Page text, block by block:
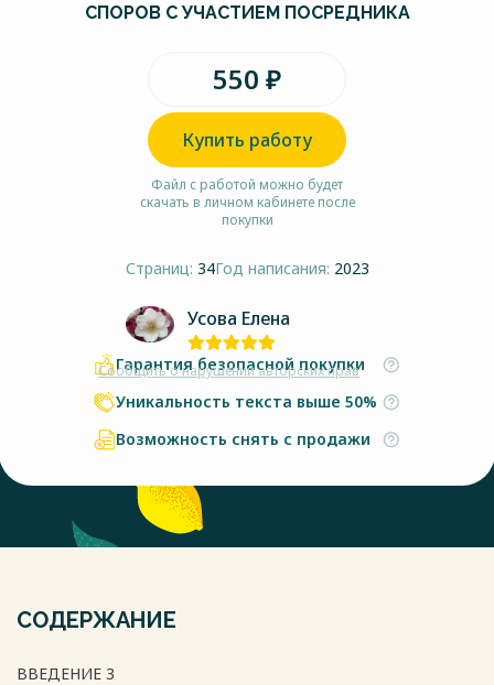
СПОРОВ С УЧАСТИЕМ ПОСРЕДНИКА
550 ₽
Купить работу
Файл с работой можно будет
скачать в личном кабинете после
покупки
Страниц: 34Год написания: 2023
Усова Елена
Сообщить о нарушении авторских прав
Гарантия безопасной покупки
Уникальность текста выше 50%
Возможность снять с продажи
СОДЕРЖАНИЕ
ВВЕДЕНИЕ 3